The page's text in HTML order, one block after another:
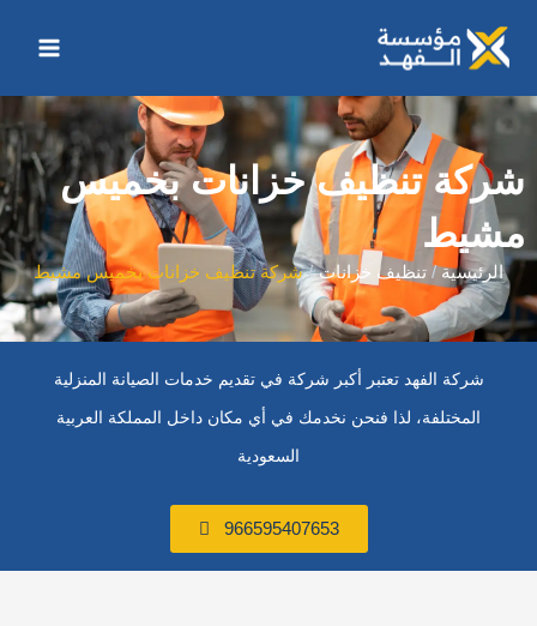
المحتوى
شركة تنظيف خزانات بخميس
مشيط
الرئيسية تنظيف خزانات شركة تنظيف خزانات بخميس مشيط
شركة الفهد تعتبر أكبر شركة في تقديم خدمات الصيانة المنزلية
المختلفة، لذا فنحن نخدمك في أي مكان داخل المملكة العربية
السعودية
966595407653